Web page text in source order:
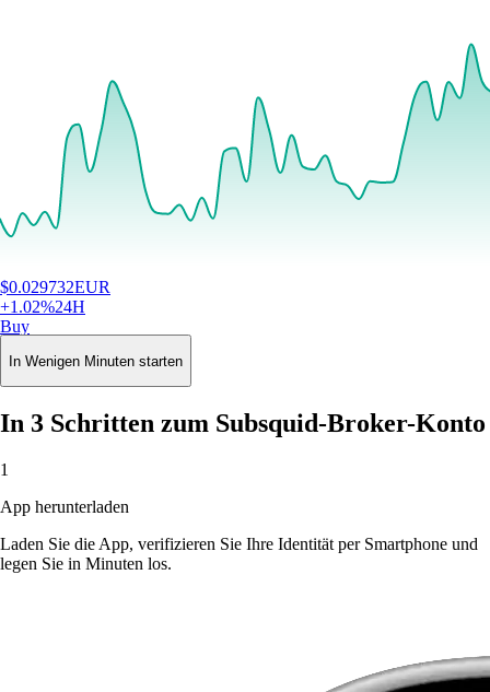
$0.029732EUR
+1.02%24H
Buy
In Wenigen Minuten starten
In 3 Schritten zum Subsquid-Broker-Konto
1
App herunterladen
Laden Sie die App, verifizieren Sie Ihre Identität per Smartphone und
legen Sie in Minuten los.